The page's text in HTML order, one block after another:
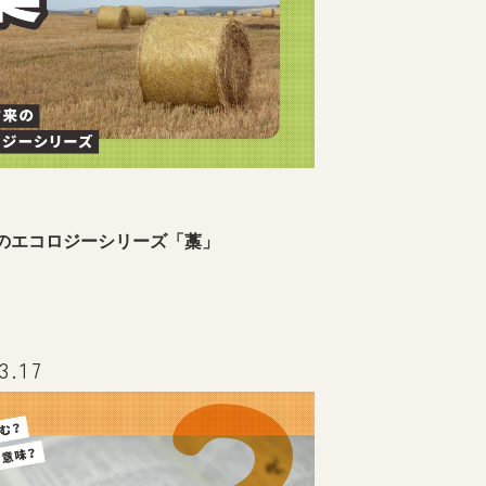
エコロジーシリーズ「藁」